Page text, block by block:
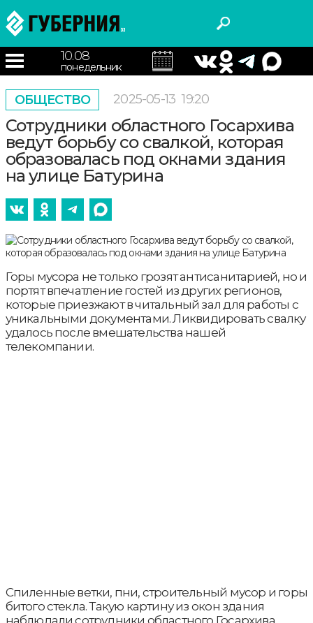
10.08
понедельник
ОБЩЕСТВО 2025-05-13 19:20
Сотрудники областного Госархива
ведут борьбу со свалкой, которая
образовалась под окнами здания
на улице Батурина
Горы мусора не только грозят антисанитарией, но и
портят впечатление гостей из других регионов,
которые приезжают в читальный зал для работы с
уникальными документами. Ликвидировать свалку
удалось после вмешательства нашей
телекомпании.
Спиленные ветки, пни, строительный мусор и горы
битого стекла. Такую картину из окон здания
наблюдали сотрудники областного Госархива.